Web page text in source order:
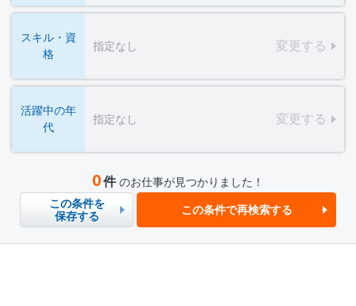
スキル・資
格
指定なし 変更する
活躍中の年
代
指定なし 変更する
0件 のお仕事が見つかりました！
この条件を
保存する
この条件で再検索する